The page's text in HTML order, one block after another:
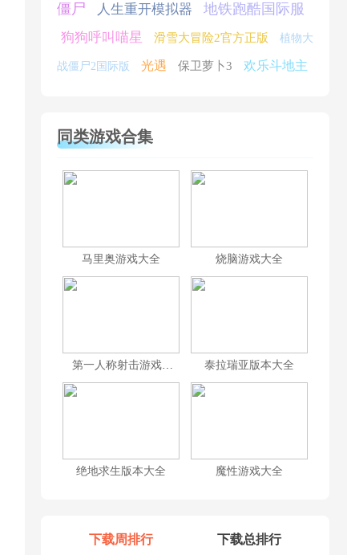
僵尸
人生重开模拟器 地铁跑酷国际服
狗狗呼叫喵星 滑雪大冒险2官方正版 植物大
战僵尸2国际版 光遇 保卫萝卜3 欢乐斗地主
同类游戏合集
马里奥游戏大全 烧脑游戏大全
第一人称射击游戏大全 泰拉瑞亚版本大全
绝地求生版本大全 魔性游戏大全
下载周排行 下载总排行